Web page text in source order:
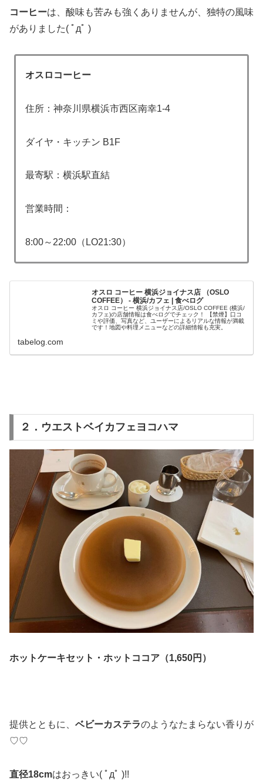
コーヒーは、酸味も苦みも強くありませんが、独特の風味
がありました( ﾟдﾟ )
オスロコーヒー
住所：神奈川県横浜市西区南幸1-4
ダイヤ・キッチン B1F
最寄駅：横浜駅直結
営業時間：
8:00～22:00（LO21:30）
オスロ コーヒー 横浜ジョイナス店 （OSLO
COFFEE） - 横浜/カフェ | 食べログ
オスロ コーヒー 横浜ジョイナス店/OSLO COFFEE (横浜/
カフェ)の店舗情報は食べログでチェック！ 【禁煙】口コ
ミや評価、写真など、ユーザーによるリアルな情報が満載
です！地図や料理メニューなどの詳細情報も充実。
tabelog.com
２．ウエストベイカフェヨコハマ
ホットケーキセット・ホットココア（1,650円）
提供とともに、 ベビーカステラのようなたまらない香りが
♡♡
直径18cmはおっきい( ﾟдﾟ )!!